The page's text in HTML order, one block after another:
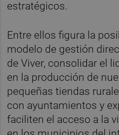
estratégicos.
Entre ellos figura la
modelo de gestión
de Viver, consolidar el
en la producción de
pequeñas tiendas
con ayuntamientos y
faciliten el acceso a la